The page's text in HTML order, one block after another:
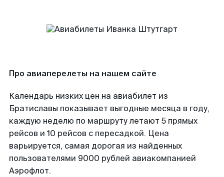
Про авиаперелеты на нашем сайте
Календарь низких цен на авиабилет из
Братиславы показывает выгодные месяца в году,
каждую неделю по маршруту летают 5 прямых
рейсов и 10 рейсов с пересадкой. Цена
варьируется, самая дорогая из найденных
пользователями 9000 рублей авиакомпанией
Аэрофлот.